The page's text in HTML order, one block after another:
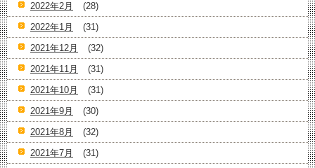
2022年2月
(28)
2022年1月
(31)
2021年12月
(32)
2021年11月
(31)
2021年10月
(31)
2021年9月
(30)
2021年8月
(32)
2021年7月
(31)